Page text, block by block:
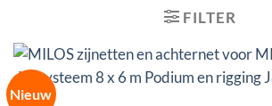
FILTER
Nieuw